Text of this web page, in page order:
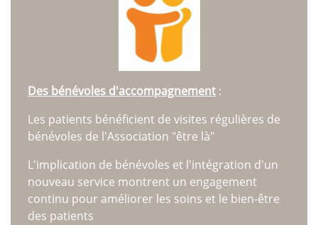
Des bénévoles d'accompagnement :
Les patients bénéficient de visites régulières de
bénévoles de l'Association "être là"
L'implication de bénévoles et l'intégration d'un
nouveau service montrent un engagement
continu pour améliorer les soins et le bien-être
des patients